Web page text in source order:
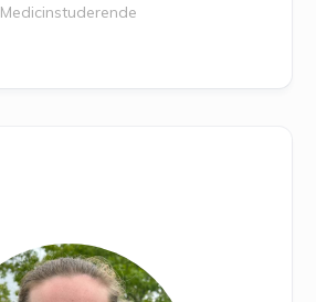
Medicinstuderende